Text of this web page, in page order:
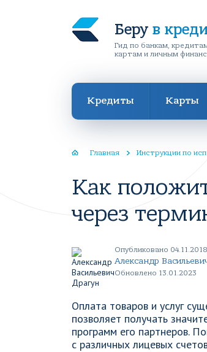
Беру в
Гид по банкам,
картам и личным
Кредиты Карты
Главная Инструкции по
Как
через
Опубликовано
Александр
Обновлено 13.01.2023
Оплата товаров и услуг
позволяет получать
программ его партнеров.
с различных лицевых